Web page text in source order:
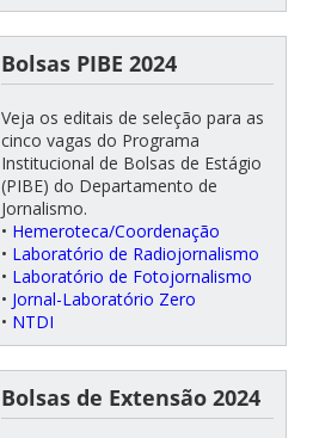
Bolsas PIBE 2024
Veja os editais de seleção para as
cinco vagas do Programa
Institucional de Bolsas de Estágio
(PIBE) do Departamento de
Jornalismo.
• Hemeroteca/Coordenação
• Laboratório de Radiojornalismo
• Laboratório de Fotojornalismo
• Jornal-Laboratório Zero
• NTDI
Bolsas de Extensão 2024